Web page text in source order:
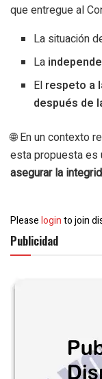
que entregue al
La situación
La
El respeto a
después de
🌐 En un contexto
esta propuesta es
asegurar la
Pleaseloginto join
Publicidad